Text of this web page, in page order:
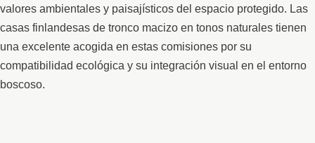
valores ambientales y paisajísticos del espacio protegido. Las
casas finlandesas de tronco macizo en tonos naturales tienen
una excelente acogida en estas comisiones por su
compatibilidad ecológica y su integración visual en el entorno
boscoso.